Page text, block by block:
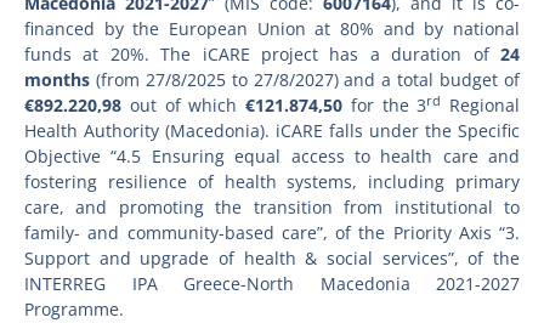
financed by the European Union at 80% and by national
funds at 20%. The iCARE project has a duration of 24
months (from 27/8/2025 to 27/8/2027) and a total budget of
€892.220,98 out of which €121.874,50 for the 3rd
Regional
Health Authority (Macedonia). iCARE falls under the Specific
Objective “4.5 Ensuring equal access to health care and
fostering resilience of health systems, including primary
care, and promoting the transition from institutional to
family- and community-based care”, of the Priority Axis “3.
Support and upgrade of health & social services”, of the
INTERREG IPA Greece-North Macedonia 2021-2027
Programme.